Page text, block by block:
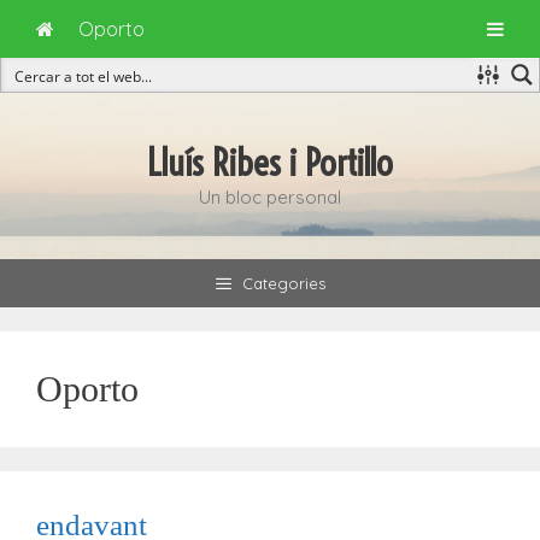
Lluís Ribes i Portillo
Un bloc personal
Categories
Oporto
endavant
Oporto